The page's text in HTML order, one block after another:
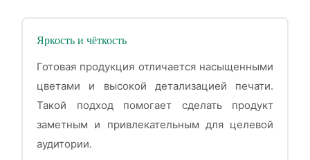
Яркость и чёткость
Готовая продукция отличается насыщенными
цветами и высокой детализацией печати.
Такой подход помогает сделать продукт
заметным и привлекательным для целевой
аудитории.